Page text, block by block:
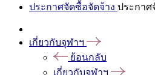
ประกาศจัดซื้อจัดจ้าง ประกาศ
เกี่ยวกับจุฬาฯ
ย้อนกลับ
เกี่ยวกับจุฬาฯ